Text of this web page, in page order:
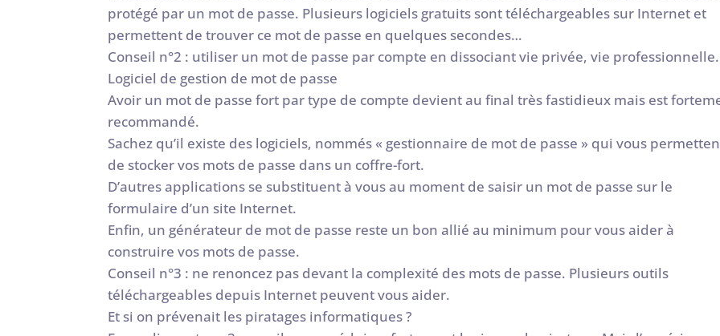
protégé par un mot de passe. Plusieurs logiciels gratuits sont téléchargeables sur Internet et
permettent de trouver ce mot de passe en quelques secondes…
Conseil n°2 : utiliser un mot de passe par compte en dissociant vie privée, vie professionnelle.
Logiciel de gestion de mot de passe
Avoir un mot de passe fort par type de compte devient au final très fastidieux mais est
recommandé.
Sachez qu’il existe des logiciels, nommés « gestionnaire de mot de passe » qui vous
de stocker vos mots de passe dans un coffre-fort.
D’autres applications se substituent à vous au moment de saisir un mot de passe sur le
formulaire d’un site Internet.
Enfin, un générateur de mot de passe reste un bon allié au minimum pour vous aider à
construire vos mots de passe.
Conseil n°3 : ne renoncez pas devant la complexité des mots de passe. Plusieurs outils
téléchargeables depuis Internet peuvent vous aider.
Et si on prévenait les piratages informatiques ?